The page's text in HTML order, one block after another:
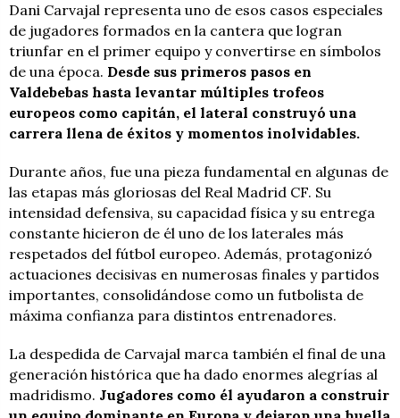
Dani Carvajal representa uno de esos casos especiales
de jugadores formados en la cantera que logran
triunfar en el primer equipo y convertirse en símbolos
de una época. Desde sus primeros pasos en
Valdebebas hasta levantar múltiples trofeos
europeos como capitán, el lateral construyó una
carrera llena de éxitos y momentos inolvidables.
Durante años, fue una pieza fundamental en algunas de
las etapas más gloriosas del Real Madrid CF. Su
intensidad defensiva, su capacidad física y su entrega
constante hicieron de él uno de los laterales más
respetados del fútbol europeo. Además, protagonizó
actuaciones decisivas en numerosas finales y partidos
importantes, consolidándose como un futbolista de
máxima confianza para distintos entrenadores.
La despedida de Carvajal marca también el final de una
generación histórica que ha dado enormes alegrías al
madridismo. Jugadores como él ayudaron a construir